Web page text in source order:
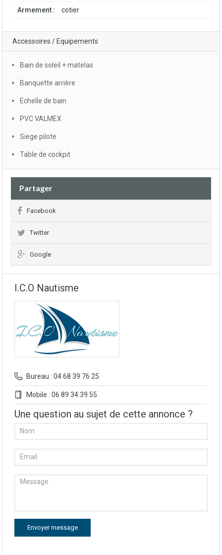
Armement : cotier
Accessoires / Equipements
Bain de soleil + matelas
Banquette arrière
Echelle de bain
PVC VALMEX
Siege pilote
Table de cockpit
Partager
Facebook
Twitter
Google
I.C.O Nautisme
Bureau : 04 68 39 76 25
Mobile : 06 89 34 39 55
Une question au sujet de cette annonce ?